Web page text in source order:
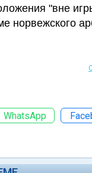
"вне
норвежского
WhatsApp